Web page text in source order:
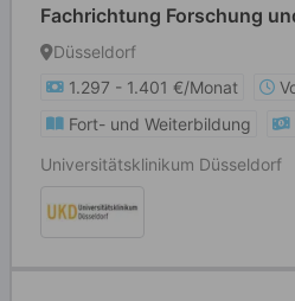
Fachrichtung Forschung
Düsseldorf
1.297 - 1.401 €/Monat
Fort- und Weiterbildung
Universitätsklinikum Düsseldorf